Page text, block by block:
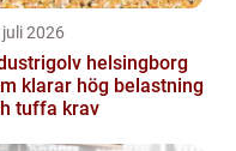
2026
helsingborg
klarar hög belastning
tuffa krav